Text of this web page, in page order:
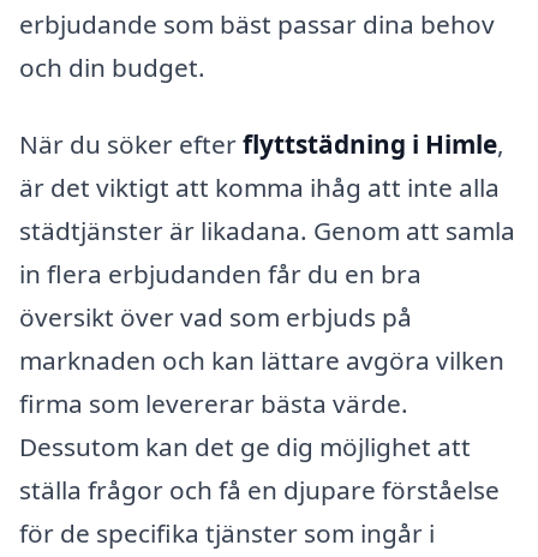
erbjudande som bäst passar dina behov
och din budget.
När du söker efterflyttstädning i Himle,
är det viktigt att komma ihåg att inte alla
städtjänster är likadana. Genom att samla
in flera erbjudanden får du en bra
översikt över vad som erbjuds på
marknaden och kan lättare avgöra vilken
firma som levererar bästa värde.
Dessutom kan det ge dig möjlighet att
ställa frågor och få en djupare förståelse
för de specifika tjänster som ingår i